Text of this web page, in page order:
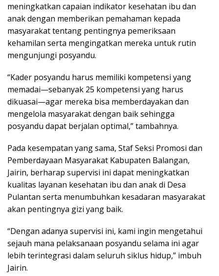
meningkatkan capaian indikator kesehatan ibu dan
anak dengan memberikan pemahaman kepada
masyarakat tentang pentingnya pemeriksaan
kehamilan serta mengingatkan mereka untuk rutin
mengunjungi posyandu.
“Kader posyandu harus memiliki kompetensi yang
memadai—sebanyak 25 kompetensi yang harus
dikuasai—agar mereka bisa memberdayakan dan
mengelola masyarakat dengan baik sehingga
posyandu dapat berjalan optimal,” tambahnya.
Pada kesempatan yang sama, Staf Seksi Promosi dan
Pemberdayaan Masyarakat Kabupaten Balangan,
Jairin, berharap supervisi ini dapat meningkatkan
kualitas layanan kesehatan ibu dan anak di Desa
Pulantan serta menumbuhkan kesadaran masyarakat
akan pentingnya gizi yang baik.
“Dengan adanya supervisi ini, kami ingin mengetahui
sejauh mana pelaksanaan posyandu selama ini agar
lebih terintegrasi dalam seluruh siklus hidup,” imbuh
Jairin.